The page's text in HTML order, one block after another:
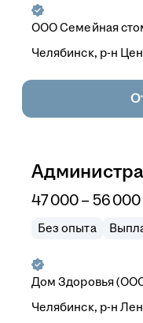
ОООСемейная
Челябинск, р-н
47 000–56 000
Без опыта
Дом Здоровья
Челябинск, р-н